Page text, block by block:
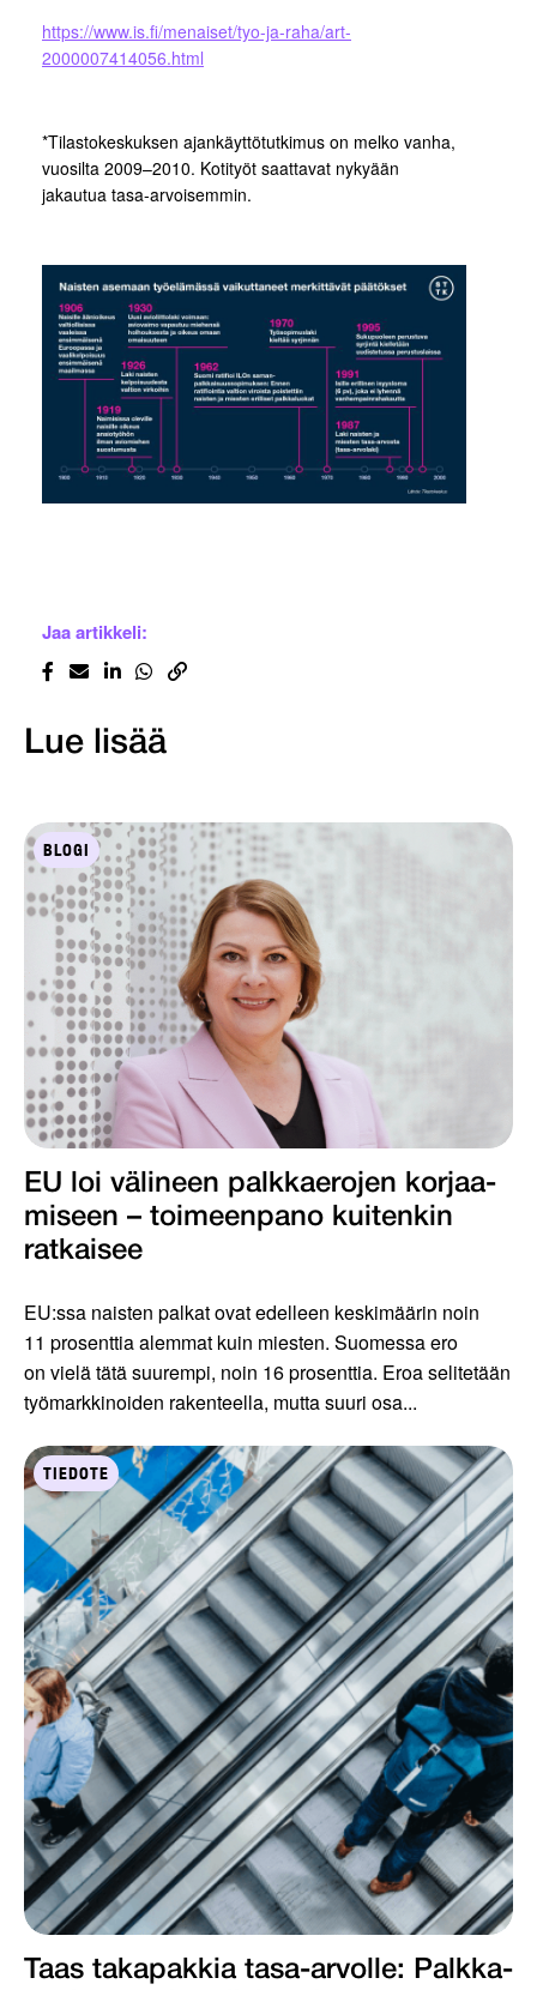
https://www.is.fi/menaiset/tyo-ja-raha/art-
2000007414056.html
*Tilastokeskuksen ajankäyttötutkimus on melko vanha,
vuosilta 2009–2010. Kotityöt saattavat nykyään
jakautua tasa-arvoisemmin.
Jaa artikkeli:
Lue lisää
BLOGI
EU loi välineen palkkaerojen korjaa­
miseen – toimeenpano kuiten­kin
ratkaisee
EU:ssa naisten palkat ovat edelleen keskimäärin noin
11 prosenttia alemmat kuin miesten. Suomessa ero
on vielä tätä suurempi, noin 16 prosenttia. Eroa selitetään
työmarkkinoiden rakenteella, mutta suuri osa...
TIEDOTE
Taas takapakkia tasa-arvolle: Palkka-